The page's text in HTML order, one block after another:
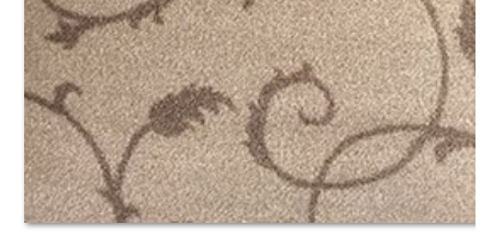
Комбинированный (катлуп)
Разрезной (Велюр)
Разрезной (Саксони)